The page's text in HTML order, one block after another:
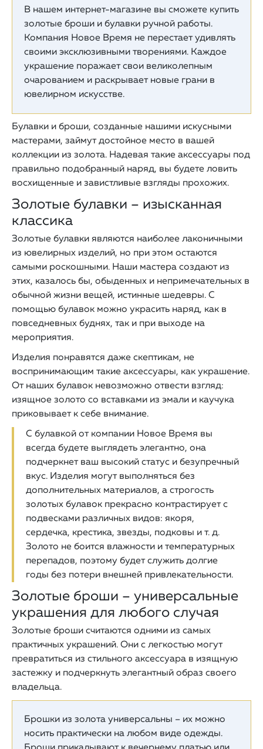
В нашем интернет-магазине вы сможете купить
золотые броши и булавки ручной работы.
Компания Новое Время не перестает удивлять
своими эксклюзивными творениями. Каждое
украшение поражает свои великолепным
очарованием и раскрывает новые грани в
ювелирном искусстве.
Булавки и броши, созданные нашими искусными
мастерами, займут достойное место в вашей
коллекции из золота. Надевая такие аксессуары под
правильно подобранный наряд, вы будете ловить
восхищенные и завистливые взгляды прохожих.
Золотые булавки – изысканная
классика
Золотые булавки являются наиболее лаконичными
из ювелирных изделий, но при этом остаются
самыми роскошными. Наши мастера создают из
этих, казалось бы, обыденных и непримечательных в
обычной жизни вещей, истинные шедевры. С
помощью булавок можно украсить наряд, как в
повседневных буднях, так и при выходе на
мероприятия.
Изделия понравятся даже скептикам, не
воспринимающим такие аксессуары, как украшение.
От наших булавок невозможно отвести взгляд:
изящное золото со вставками из эмали и каучука
приковывает к себе внимание.
С булавкой от компании Новое Время вы
всегда будете выглядеть элегантно, она
подчеркнет ваш высокий статус и безупречный
вкус. Изделия могут выполняться без
дополнительных материалов, а строгость
золотых булавок прекрасно контрастирует с
подвесками различных видов: якоря,
сердечка, крестика, звезды, подковы и т. д.
Золото не боится влажности и температурных
перепадов, поэтому будет служить долгие
годы без потери внешней привлекательности.
Золотые броши – универсальные
украшения для любого случая
Золотые броши считаются одними из самых
практичных украшений. Они с легкостью могут
превратиться из стильного аксессуара в изящную
застежку и подчеркнуть элегантный образ своего
владельца.
Брошки из золота универсальны – их можно
носить практически на любом виде одежды.